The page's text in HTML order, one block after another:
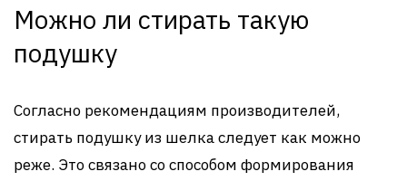
Можно ли стирать такую
подушку
Согласно рекомендациям производителей,
стирать подушку из шелка следует как можно
реже. Это связано со способом формирования